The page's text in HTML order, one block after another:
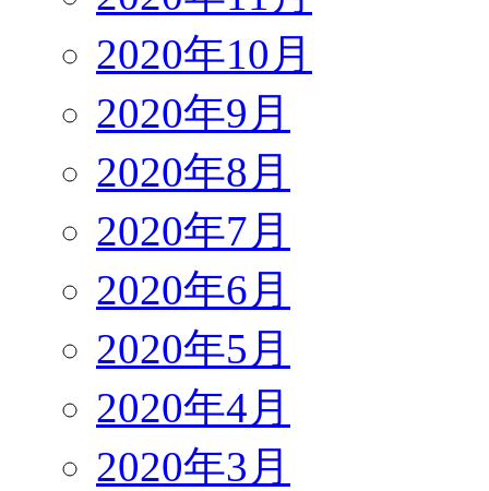
2020年10月
2020年9月
2020年8月
2020年7月
2020年6月
2020年5月
2020年4月
2020年3月